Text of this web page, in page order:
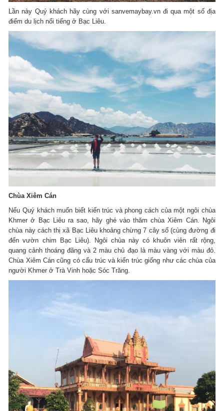
Lần này Quý khách hãy cùng với sanvemaybay.vn đi qua một số địa
điểm du lịch nổi tiếng ở Bạc Liêu.
Chùa Xiêm Cán
Nếu Quý khách muốn biết kiến trúc và phong cách của một ngôi chùa
Khmer ở Bạc Liêu ra sao, hãy ghé vào thăm chùa Xiêm Cán. Ngôi
chùa này cách thị xã Bạc Liêu khoảng chừng 7 cây số (cùng đường đi
đến vườn chim Bạc Liêu). Ngôi chùa này có khuôn viên rất rộng,
quang cảnh thoáng đãng và 2 màu chủ đạo là màu vàng với màu đỏ.
Chùa Xiêm Cán cũng có cấu trúc và kiến trúc giống như các chùa của
người Khmer ở Trà Vinh hoặc Sóc Trăng.